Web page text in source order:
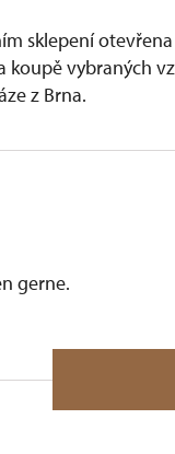
sklepení
vybraných
z Brna.
relaxační
sportovní
gerne.